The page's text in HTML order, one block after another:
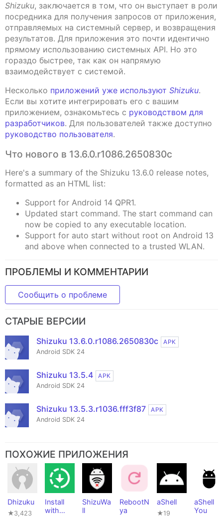
Shizuku, заключается в том, что он выступает в роли
посредника для получения запросов от приложения,
отправляемых на системный сервер, и возвращения
результатов. Для приложения это почти идентично
прямому использованию системных API. Но это
гораздо быстрее, так как он напрямую
взаимодействует с системой.
Несколько приложений уже используют Shizuku.
Если вы хотите интегрировать его с вашим
приложением, ознакомьтесь с руководством для
разработчиков. Для пользователей также доступно
руководство пользователя.
Что нового в 13.6.0.r1086.2650830c
Here's a summary of the Shizuku 13.6.0 release notes,
formatted as an HTML list:
Support for Android 14 QPR1.
Updated start command. The start command can
now be copied to any executable location.
Support for auto start without root on Android 13
and above when connected to a trusted WLAN.
ПРОБЛЕМЫ И КОММЕНТАРИИ
Сообщить о проблеме
СТАРЫЕ ВЕРСИИ
Shizuku 13.6.0.r1086.2650830c
APK
Android SDK 24
Shizuku 13.5.4
APK
Android SDK 24
Shizuku 13.5.3.r1036.fff3f87
APK
Android SDK 24
ПОХОЖИЕ ПРИЛОЖЕНИЯ
Dhizuku
★3,423
Install
with
ShizuWa
ll
RebootN
ya
aShell
★19
aShell
You